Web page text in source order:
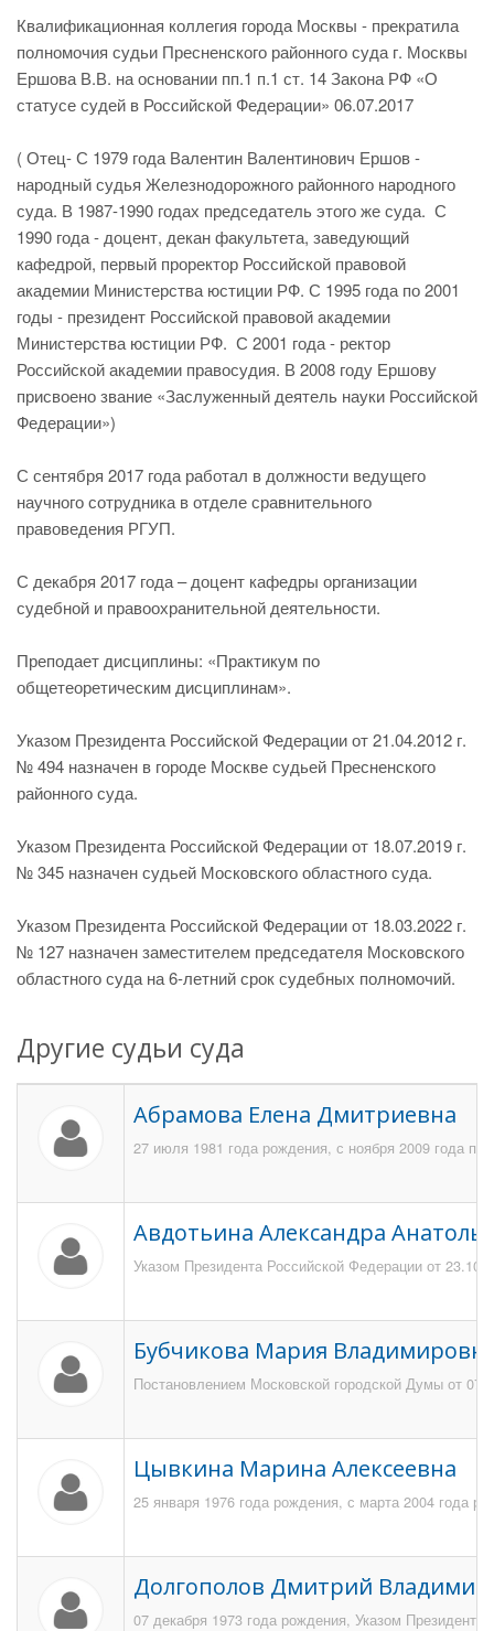
Квалификационная коллегия города Москвы - прекратила
полномочия судьи Пресненского районного суда г. Москвы
Ершова В.В. на основании пп.1 п.1 ст. 14 Закона РФ «О
статусе судей в Российской Федерации» 06.07.2017
( Отец- С 1979 года Валентин Валентинович Ершов -
народный судья Железнодорожного районного народного
суда. В 1987-1990 годах председатель этого же суда. С
1990 года - доцент, декан факультета, заведующий
кафедрой, первый проректор Российской правовой
академии Министерства юстиции РФ. С 1995 года по 2001
годы - президент Российской правовой академии
Министерства юстиции РФ. С 2001 года - ректор
Российской академии правосудия. В 2008 году Ершову
присвоено звание «Заслуженный деятель науки Российской
Федерации»)
С сентября 2017 года работал в должности ведущего
научного сотрудника в отделе сравнительного
правоведения РГУП.
С декабря 2017 года – доцент кафедры организации
судебной и правоохранительной деятельности.
Преподает дисциплины: «Практикум по
общетеоретическим дисциплинам».
Указом Президента Российской Федерации от 21.04.2012 г.
№ 494 назначен в городе Москве судьей Пресненского
районного суда.
Указом Президента Российской Федерации от 18.07.2019 г.
№ 345 назначен судьей Московского областного суда.
Указом Президента Российской Федерации от 18.03.2022 г.
№ 127 назначен заместителем председателя Московского
областного суда на 6-летний срок судебных полномочий.
Другие судьи суда
Абрамова Елена Дмитриевна
27 июля 1981 года рождения, с ноября 2009 года
Авдотьина Александра
Указом Президента Российской Федерации от
Бубчикова Мария
Постановлением Московской городской Думы от
Цывкина Марина Алексеевна
25 января 1976 года рождения, с марта 2004 года
Долгополов Дмитрий
07 декабря 1973 года рождения, Указом